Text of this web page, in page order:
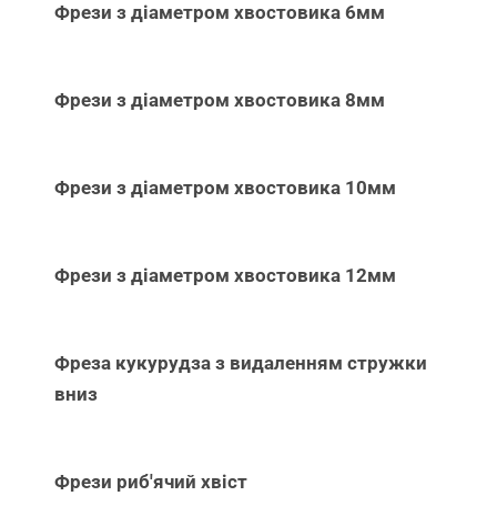
Фрези з діаметром хвостовика 6мм
Фрези з діаметром хвостовика 8мм
Фрези з діаметром хвостовика 10мм
Фрези з діаметром хвостовика 12мм
Фреза кукурудза з видаленням стружки
вниз
Фрези риб'ячий хвіст